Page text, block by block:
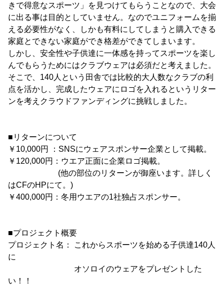
きで得意なスポーツ」を見つけてもらうことなので、大会
に出る事は目的としていません。なのでユニフォームを揃
える必要性がなく、しかも有料にしてしまうと購入できる
家庭とできない家庭ができ格差ができてしまいます。
しかし、安全性や子供達に一体感を持ってスポーツを楽し
んでもらうためにはクラブウェアは必須だと考えました。
そこで、140人という田舎では比較的大人数なクラブの利
点を活かし、完成したウェアにロゴを入れるというリター
ンを考えクラウドファンディングに挑戦しました。
■リターンについて
￥10,000円 ：SNSにウェアスポンサー企業として掲載。
￥120,000円：ウエア正面に企業ロゴ掲載。
(他の部位のリターンが御座います。詳しく
はCFのHPにて。)
￥400,000円：冬用ウエアの1社独占スポンサー。
■プロジェクト概要
プロジェクト名： これからスポーツを始める子供達140人
に
オソロイのウェアをプレゼントした
い！！